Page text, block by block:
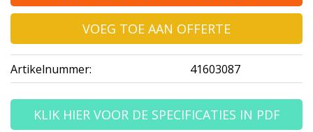
VOEG TOE AAN OFFERTE
Artikelnummer: 41603087
KLIK HIER VOOR DE SPECIFICATIES IN PDF